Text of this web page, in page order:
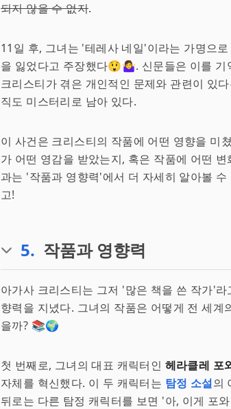
되지 않을 수 없지.
11일 후, 그녀는 '테레사 네일'이라는 가명으로
을 잃었다고 주장했다😲🤷‍♀️. 신문들은 이를
크리스티가 겪은 개인적인 문제와 관련이 있
직도 미스터리로 남아 있다.
이 사건은 크리스티의 작품에 어떤 영향을 미
가 어떤 영감을 받았는지, 혹은 작품에 어떤
과는 '작품과 영향력'에서 더 자세히 알아볼
고!
5. 작품과 영향력
아가사 크리스티는 그저 '많은 책을 쓴 작가'
향력을 지녔다. 그녀의 작품은 어떻게 전 세
을까? 📚🌍
첫 번째로, 그녀의 대표 캐릭터인 헤라클레 포
자체를 혁신했다. 이 두 캐릭터는 탐정 소설의
뒤로는 다른 탐정 캐릭터를 보면 '아, 이게 포